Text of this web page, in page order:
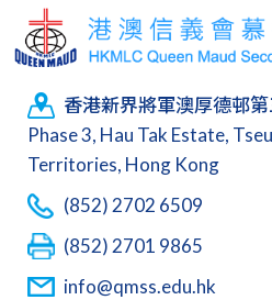
香港新界將軍澳厚德邨
Phase 3, Hau Tak Estate,
Territories, Hong Kong
(852) 2702 6509
(852) 2701 9865
info@qmss.edu.hk